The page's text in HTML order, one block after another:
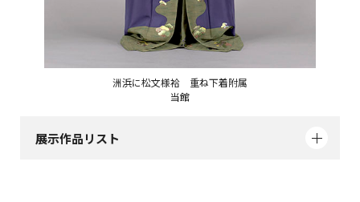
洲浜に松文様袷 重ね下着附属
当館
展示作品リスト